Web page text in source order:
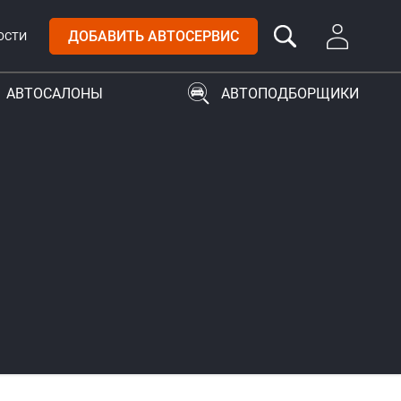
ДОБАВИТЬ АВТОСЕРВИС
АВТОСАЛОНЫ АВТОПОДБОРЩИКИ